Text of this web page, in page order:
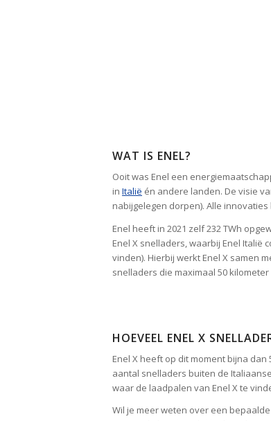
WAT IS ENEL?
Ooit was Enel een
in Italië én andere landen. De visie
nabijgelegen dorpen). Alle
Enel heeft in 2021 zelf 232 TWh
Enel X snelladers, waarbij Enel
vinden). Hierbij werkt Enel X samen
snelladers die maximaal 50
HOEVEEL ENEL X
Enel X heeft op dit moment bijna
aantal snelladers buiten de
waar de laadpalen van Enel X te
Wil je meer weten over een